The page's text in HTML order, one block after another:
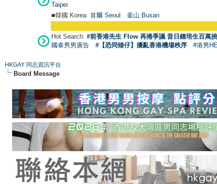
Taipei
■韓國 Korea: 首爾 Seoul 釜山 Busan
Hot Search: #前香港先生 Flow 再捲爭議 昔日鍾培生百萬
國泰男男廣告
#【恐同矮仔】擾亂香港機場秩序 #港男
HKGAY 同志資訊平台
Board Message